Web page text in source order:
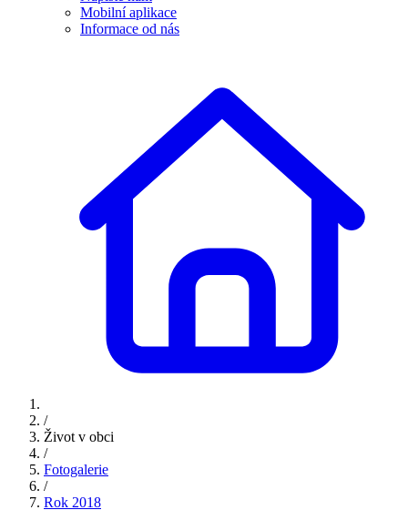
Mobilní aplikace
Informace od nás
/
Život v obci
/
Fotogalerie
/
Rok 2018